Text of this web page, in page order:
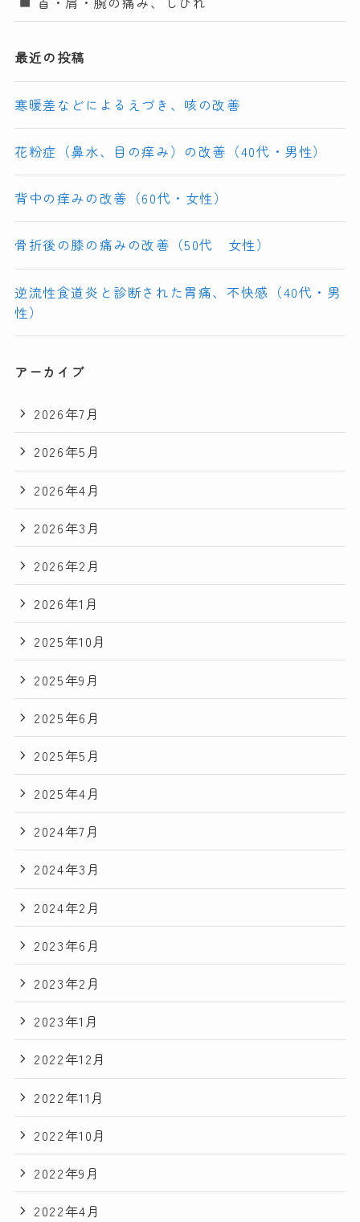
最近の投稿
寒暖差などによるえづき、咳の改善
花粉症（鼻水、目の痒み）の改善（40代・男性）
背中の痒みの改善（60代・女性）
骨折後の膝の痛みの改善（50代 女性）
逆流性食道炎と診断された胃痛、不快感（40代・男
性）
アーカイブ
2026年7月
2026年5月
2026年4月
2026年3月
2026年2月
2026年1月
2025年10月
2025年9月
2025年6月
2025年5月
2025年4月
2024年7月
2024年3月
2024年2月
2023年6月
2023年2月
2023年1月
2022年12月
2022年11月
2022年10月
2022年9月
2022年4月